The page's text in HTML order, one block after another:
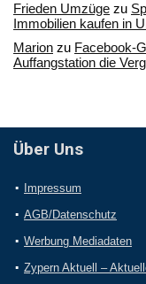
Frieden Umzüge zu
Immobilien kaufen in
Marion zu Facebook-
Auffangstation die
Über Uns
Impressum
AGB/Datenschutz
Werbung Mediadaten
Zypern Aktuell –